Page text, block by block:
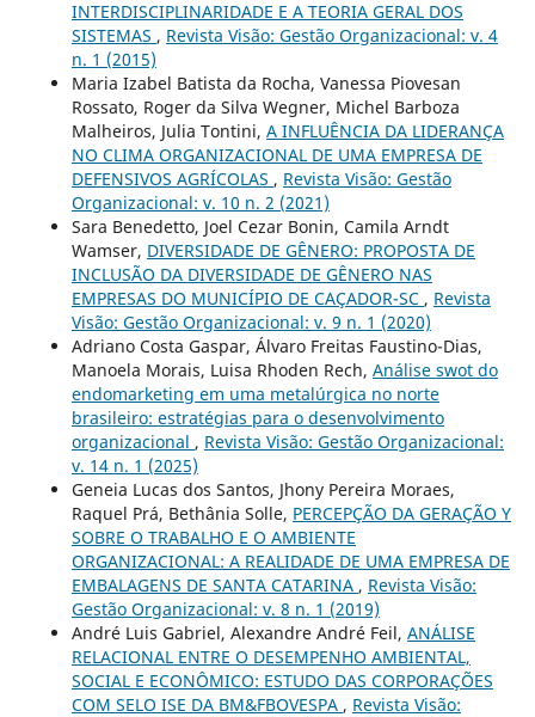
INTERDISCIPLINARIDADE E A TEORIA GERAL DOS
SISTEMAS , Revista Visão: Gestão Organizacional: v. 4
n. 1 (2015)
Maria Izabel Batista da Rocha, Vanessa Piovesan
Rossato, Roger da Silva Wegner, Michel Barboza
Malheiros, Julia Tontini, A INFLUÊNCIA DA LIDERANÇA
NO CLIMA ORGANIZACIONAL DE UMA EMPRESA DE
DEFENSIVOS AGRÍCOLAS , Revista Visão: Gestão
Organizacional: v. 10 n. 2 (2021)
Sara Benedetto, Joel Cezar Bonin, Camila Arndt
Wamser, DIVERSIDADE DE GÊNERO: PROPOSTA DE
INCLUSÃO DA DIVERSIDADE DE GÊNERO NAS
EMPRESAS DO MUNICÍPIO DE CAÇADOR-SC , Revista
Visão: Gestão Organizacional: v. 9 n. 1 (2020)
Adriano Costa Gaspar, Álvaro Freitas Faustino-Dias,
Manoela Morais, Luisa Rhoden Rech, Análise swot do
endomarketing em uma metalúrgica no norte
brasileiro: estratégias para o desenvolvimento
organizacional , Revista Visão: Gestão Organizacional:
v. 14 n. 1 (2025)
Geneia Lucas dos Santos, Jhony Pereira Moraes,
Raquel Prá, Bethânia Solle, PERCEPÇÃO DA GERAÇÃO Y
SOBRE O TRABALHO E O AMBIENTE
ORGANIZACIONAL: A REALIDADE DE UMA EMPRESA DE
EMBALAGENS DE SANTA CATARINA , Revista Visão:
Gestão Organizacional: v. 8 n. 1 (2019)
André Luis Gabriel, Alexandre André Feil, ANÁLISE
RELACIONAL ENTRE O DESEMPENHO AMBIENTAL,
SOCIAL E ECONÔMICO: ESTUDO DAS CORPORAÇÕES
COM SELO ISE DA BM&FBOVESPA , Revista Visão: